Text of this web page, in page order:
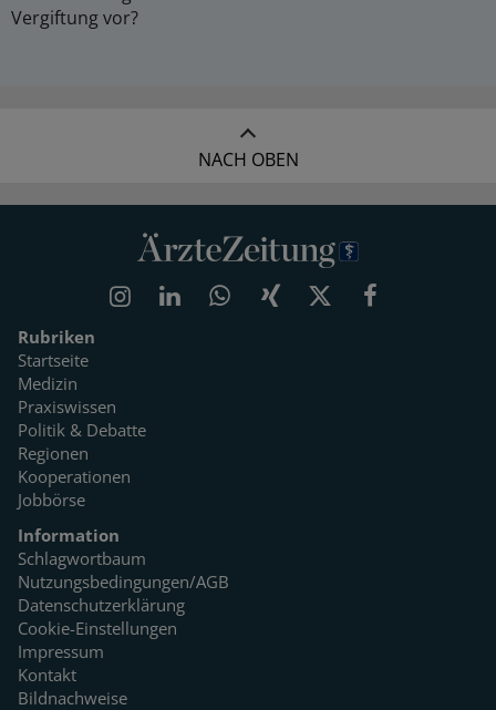
Vergiftung vor?
NACH OBEN
Rubriken
Startseite
Medizin
Praxiswissen
Politik & Debatte
Regionen
Kooperationen
Jobbörse
Information
Schlagwortbaum
Nutzungsbedingungen/AGB
Datenschutzerklärung
Cookie-Einstellungen
Impressum
Kontakt
Bildnachweise